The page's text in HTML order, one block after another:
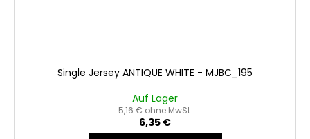
Single Jersey ANTIQUE WHITE - MJBC_195
Auf Lager
5,16 € ohne MwSt.
6,35 €